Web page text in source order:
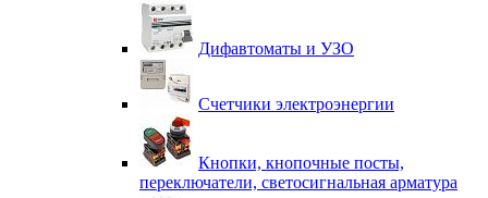
Дифавтоматы и УЗО
Счетчики электроэнергии
Кнопки, кнопочные посты,
переключатели, светосигнальная арматура